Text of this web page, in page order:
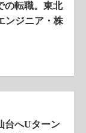
の転職。東北
ンジニア・株
台へUターン